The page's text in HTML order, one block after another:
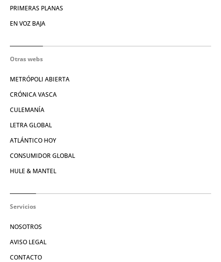
PRIMERAS PLANAS
EN VOZ BAJA
Otras webs
METRÓPOLI ABIERTA
CRÓNICA VASCA
CULEMANÍA
LETRA GLOBAL
ATLÁNTICO HOY
CONSUMIDOR GLOBAL
HULE & MANTEL
Servicios
NOSOTROS
AVISO LEGAL
CONTACTO